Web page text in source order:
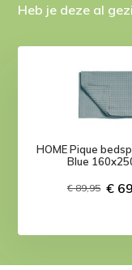
Heb je deze al
HOME Pique
Blue
€ 89,95 €